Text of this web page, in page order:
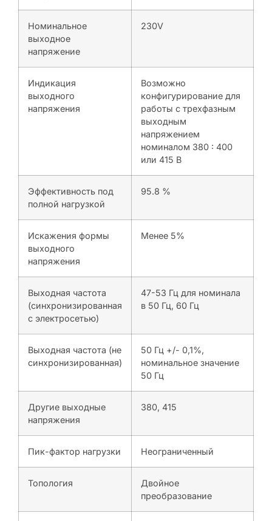
Номинальное
выходное
напряжение
230V
Индикация
выходного
напряжения
Возможно
конфигурирование для
работы с трехфазным
выходным
напряжением
номиналом 380 : 400
или 415 В
Эффективность под
полной нагрузкой
95.8 %
Искажения формы
выходного
напряжения
Менее 5%
Выходная частота
(синхронизированная
с электросетью)
47-53 Гц для номинала
в 50 Гц, 60 Гц
Выходная частота (не
синхронизированная)
50 Гц +/- 0,1%,
номинальное значение
50 Гц
Другие выходные
напряжения
380, 415
Пик-фактор нагрузки Неограниченный
Топология
Двойное
преобразование